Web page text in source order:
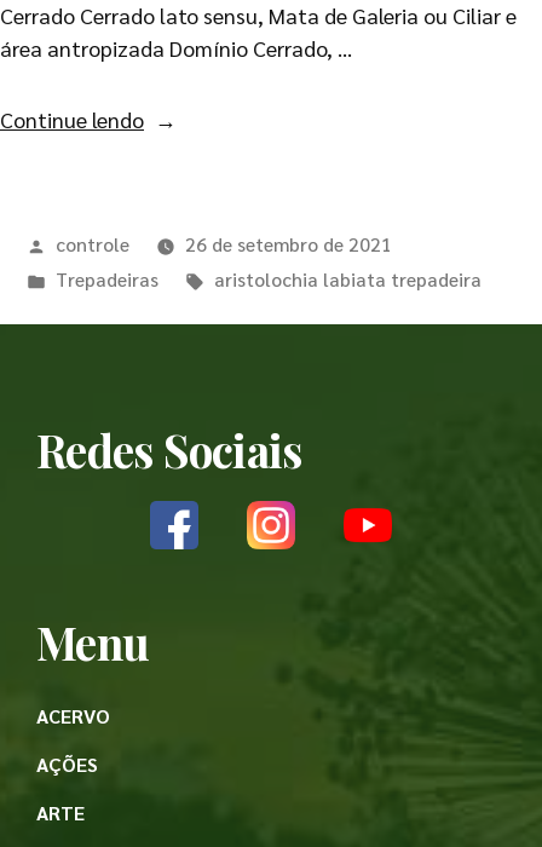
Cerrado Cerrado lato sensu, Mata de Galeria ou Ciliar e
área antropizada Domínio Cerrado, …
Continue lendo
controle
26 de setembro de 2021
Trepadeiras
aristolochia labiata trepadeira
Redes Sociais
Menu
ACERVO
AÇÕES
ARTE